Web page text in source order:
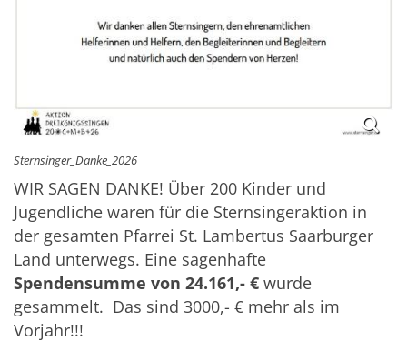
Sternsinger_Danke_2026
WIR SAGEN DANKE! Über 200 Kinder und
Jugendliche waren für die Sternsingeraktion in
der gesamten Pfarrei St. Lambertus Saarburger
Land unterwegs. Eine sagenhafte
Spendensumme von 24.161,- € wurde
gesammelt. Das sind 3000,- € mehr als im
Vorjahr!!!